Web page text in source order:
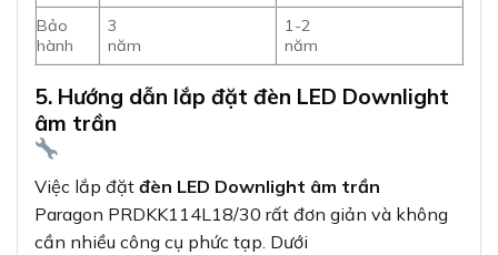
Bảo
hành
3
năm
1-2
năm
5. Hướng dẫn lắp đặt đèn LED Downlight
âm trần
Việc lắp đặt đèn LED Downlight âm trần
Paragon PRDKK114L18/30 rất đơn giản và không
cần nhiều công cụ phức tạp. Dưới